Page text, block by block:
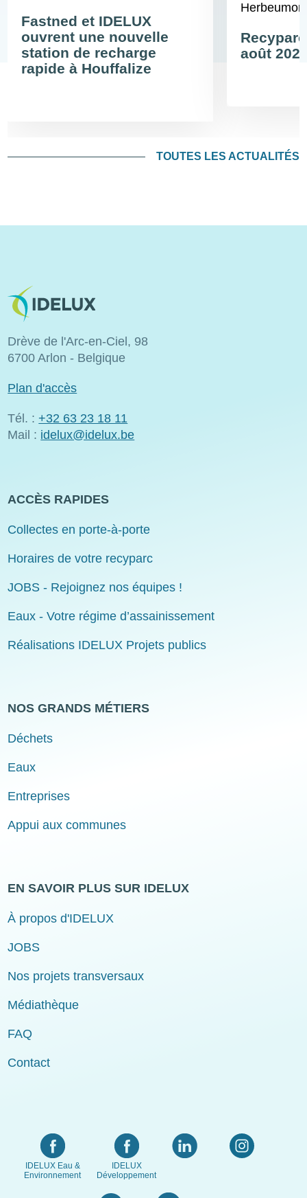
Fastned et IDELUX
ouvrent une nouvelle
station de recharge
rapide à Houffalize
août
TOUTES LES ACTUALITÉS
Image
Drève de l'Arc-en-Ciel, 98
6700 Arlon - Belgique
Plan d'accès
Tél. : +32 63 23 18 11
Mail : idelux@idelux.be
ACCÈS RAPIDES
Collectes en porte-à-porte
Horaires de votre recyparc
JOBS - Rejoignez nos équipes !
Eaux - Votre régime d’assainissement
Réalisations IDELUX Projets publics
NOS GRANDS MÉTIERS
Déchets
Eaux
Entreprises
Appui aux communes
EN SAVOIR PLUS SUR IDELUX
À propos d'IDELUX
JOBS
Nos projets transversaux
Médiathèque
FAQ
Contact
IDELUX Eau &
Environnement
IDELUX
Développement